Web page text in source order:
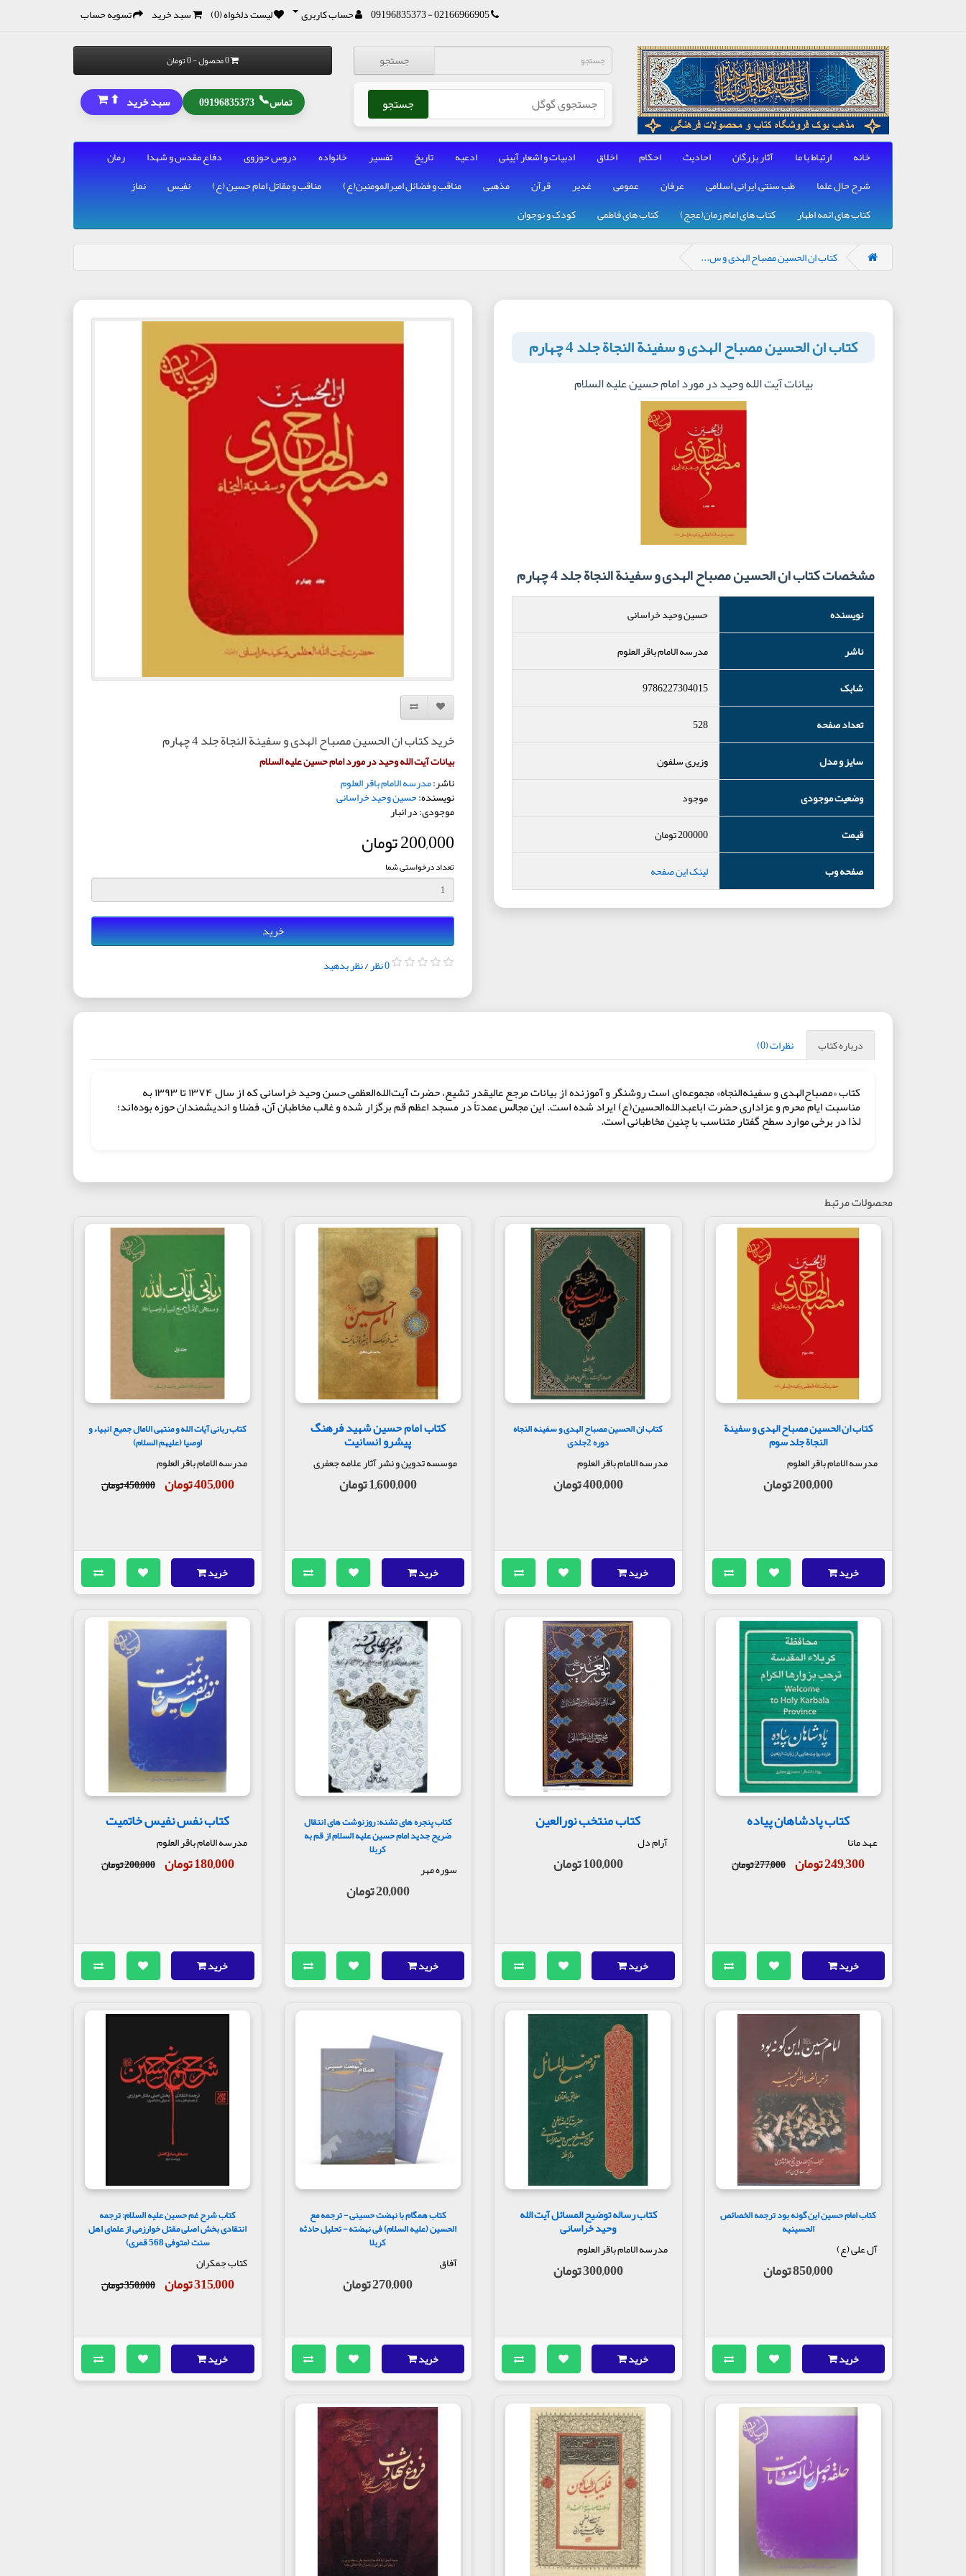
02166966905 - 09196835373 حساب کاربری لیست دلخواه (0) سبد خرید تسویه حساب
جستجو
جستجو
0 محصول - 0 تومان
تماس📞
09196835373 سبد خرید ⬆
خانه ارتباط با ما آثار بزرگان احادیث احکام اخلاق ادبیات و اشعار آیینی ادعیه تاریخ تفسیر خانواده دروس حوزوی دفاع مقدس و شهدا
رمان
شرح حال علما
طب سنتی, ایرانی, اسلامی عرفان عمومی غدیر قرآن مذهبی مناقب و فضائل امیرالمومنین(ع) مناقب و مقاتل امام حسین (ع) نفیس
نماز
کتاب های ائمه اطهار
کتاب های امام زمان(عجج) کتاب های فاطمی کودک و نوجوان
کتاب ان الحسین مصباح الهدی و س...
کتاب ان الحسین مصباح الهدی و سفینة النجاة جلد 4 چهارم
بیانات آیت الله وحید در مورد امام حسین علیه السلام
مشخصات کتاب ان الحسین مصباح الهدی و سفینة النجاة جلد 4 چهارم
نویسنده
حسین وحید خراسانی
ناشر
مدرسه الامام باقر العلوم
شابک
9786227304015
تعداد صفحه
528
سایز و مدل
وزیری سلفون
وضعیت موجودی
موجود
قیمت
200000تومان
صفحه وب
لینک این صفحه
افزودن به لیست دلخواه
مقایسه این محصول
خرید کتاب ان الحسین مصباح الهدی و سفینة النجاة جلد 4 چهارم
بیانات آیت الله وحید در مورد امام حسین علیه السلام
ناشر:مدرسه الامام باقر العلوم
نویسنده:حسین وحید خراسانی
موجودی: در انبار
200,000 تومان
تعداد درخواستی شما
خرید
0 نظر /نظر بدهید
درباره کتاب نظرات (0)
کتاب «مصباح‌الهدی و سفینه‌النجاه» مجموعه‌ای است روشنگر و آموزنده از بیانات مرجع عالیقدر تشیع، حضرت آیت‌‌الله‌العظمی حسن وحید خراسانی که از سال ۱۳۷۴ تا ۱۳۹۳ به
مناسبت ایام محرم و عزاداری حضرت اباعبدالله‌الحسین(ع) ایراد شده است. این مجالس عمدتاً در مسجد اعظم قم برگزار شده و غالب مخاطبان آن، فضلا و اندیشمندان حوزه بوده‌اند؛
لذا در برخی موارد سطح گفتار متناسب با چنین مخاطبانی است.
محصولات مرتبط
کتاب ان الحسین مصباح الهدی و سفینة
النجاة جلد سوم
مدرسه الامام باقر العلوم
200,000 تومان
خرید
کتاب ان الحسین مصباح الهدی و سفینه النجاه
دوره 2جلدی
مدرسه الامام باقر العلوم
400,000 تومان
خرید
کتاب امام حسین شهید فرهنگ
پیشرو انسانیت
موسسه تدوین و نشر آثار علامه جعفری
1,600,000 تومان
خرید
کتاب ربانی آیات الله و منتهی الامال جمیع انبیاء و
اوصیا (علیهم السلام)
مدرسه الامام باقر العلوم
405,000 تومان 450,000 تومان
خرید
کتاب پادشاهان پیاده
عهد مانا
249,300 تومان 277,000 تومان
خرید
کتاب منتخب نورالعین
آرام دل
100,000 تومان
خرید
کتاب پنجره های تشنه: روزنوشت های انتقال
ضریح جدید امام حسین علیه السلام از قم به
کربلا
سوره مهر
20,000 تومان
خرید
کتاب نفس نفیس خاتمیت
مدرسه الامام باقر العلوم
180,000 تومان 200,000 تومان
خرید
کتاب امام حسین این گونه بود ترجمه الخصائص
الحسینیه
آل علی (ع)
850,000 تومان
خرید
کتاب رساله توضیح المسائل آیت الله
وحید خراسانی
مدرسه الامام باقر العلوم
300,000 تومان
خرید
کتاب همگام با نهضت حسینی - ترجمه مع
الحسین (علیه السلام) فی نهضته - تحلیل حادثه
کربلا
آفاق
270,000 تومان
خرید
کتاب شرح غم حسین علیه السلام: ترجمه
انتقادی بخش اصلی مقتل خوارزمی از علمای اهل
سنت (متوفی 568 قمری)
کتاب جمکران
315,000 تومان 350,000 تومان
خرید